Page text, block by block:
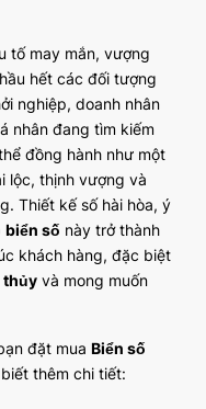
tố may mắn, vượng
hết các đối tượng
nghiệp, doanh nhân
nhân đang tìm kiếm
đồng hành như một
lộc, thịnh vượng và
Thiết kế số hài hòa, ý
biển số này trở thành
khách hàng, đặc biệt
thủy và mong muốn
đặt mua Biển số
thêm chi tiết: